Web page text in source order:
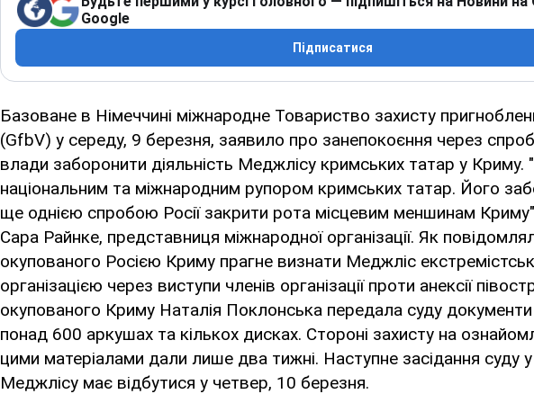
Google
Підписатися
Базоване в Німеччині міжнародне Товариство захисту
(GfbV) у середу, 9 березня, заявило про занепокоєння через
влади заборонити діяльність Меджлісу кримських татар у Криму.
національним та міжнародним рупором кримських татар. Його
ще однією спробою Росії закрити рота місцевим меншинам
Сара Райнке, представниця міжнародної організації. Як
окупованого Росією Криму прагне визнати Меджліс
організацією через виступи членів організації проти анексії
окупованого Криму Наталія Поклонська передала суду документи
понад 600 аркушах та кількох дисках. Стороні захисту на
цими матеріалами дали лише два тижні. Наступне засідання суду у
Меджлісу має відбутися у четвер, 10 березня.